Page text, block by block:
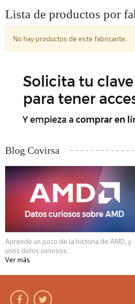
Lista de productos por
No hay productos de este fabricante.
Blog Covirsa
Aprende un poco de la historia de AMD, y
unos datos curiosos.
Ver más